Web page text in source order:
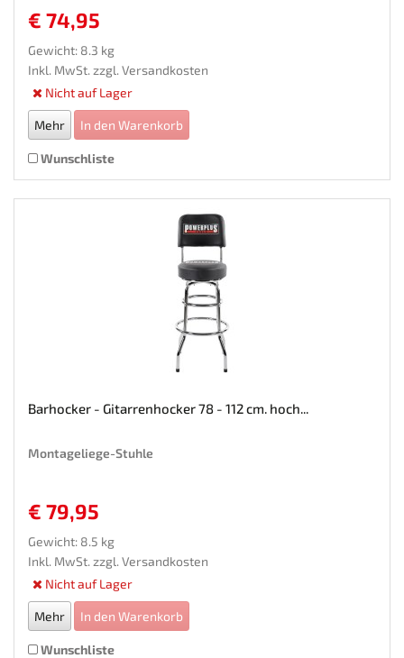
€ 74,95
Gewicht: 8.3 kg
Inkl. MwSt. zzgl. Versandkosten
Nicht auf Lager
Mehr In den Warenkorb
Wunschliste
Barhocker - Gitarrenhocker 78 - 112 cm. hoch...
Montageliege-Stuhle
€ 79,95
Gewicht: 8.5 kg
Inkl. MwSt. zzgl. Versandkosten
Nicht auf Lager
Mehr In den Warenkorb
Wunschliste